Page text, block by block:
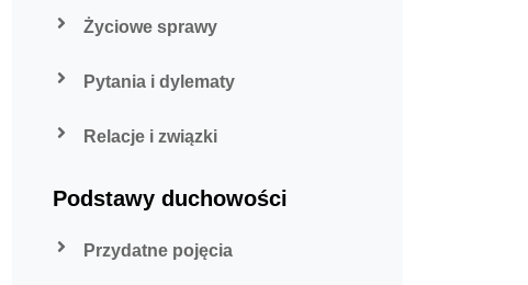
Życiowe sprawy
Pytania i dylematy
Relacje i związki
Podstawy duchowości
Przydatne pojęcia